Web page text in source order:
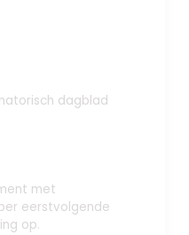
dagblad
met
eerstvolgende
op.